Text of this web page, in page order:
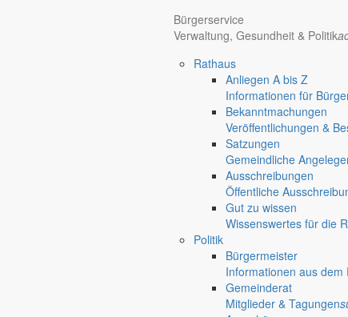
Bürgerservice
Verwaltung, Gesundheit & Politik
Rathaus
Anliegen A bis Z
Informationen für
Bekanntmachungen
Veröffentlichungen &
Satzungen
Gemeindliche
Ausschreibungen
Öffentliche
Gut zu wissen
Wissenswertes für die
Politik
Bürgermeister
Informationen aus dem
Gemeinderat
Mitglieder & Tagungen
Deutsch-Paulsdorf